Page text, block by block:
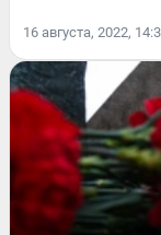
16 августа, 2022,